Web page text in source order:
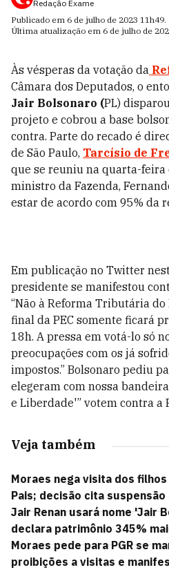
Redação Exame
Publicado em 6 de julho de 2023 11h49.
Última atualização em 6 de julho de
Às vésperas da votação da
Câmara dos Deputados, o
Jair Bolsonaro (PL)
projeto e cobrou a base
contra. Parte do recado é
de São Paulo, Tarcísio de
que se reuniu na quarta-feira
ministro da Fazenda,
estar de acordo com 95% da
Em publicação no Twitter
presidente se manifestou
“Não à Reforma Tributária do
final da PEC somente ficará
18h. A pressa em votá-lo só
preocupações com os já
impostos.” Bolsonaro pediu
elegeram com nossa
e Liberdade'” votem contra a
Veja também
Moraes nega visita dos
Pais; decisão cita suspensão
Jair Renan usará nome 'Jair
declara patrimônio 345%
Moraes pede para PGR se
proibições a visitas e